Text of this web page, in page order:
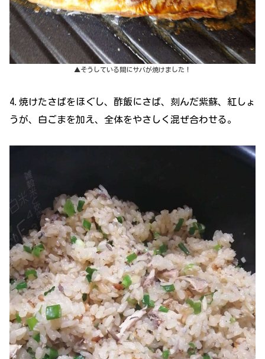
▲そうしている間にサバが焼けました！
4.焼けたさばをほぐし、酢飯にさば、刻んだ紫蘇、紅しょ
うが、白ごまを加え、全体をやさしく混ぜ合わせる。